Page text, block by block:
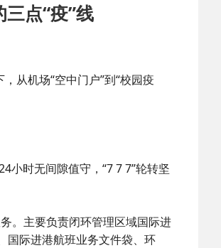
点“疫”线
从机场“空中门户”到“校园疫
小时无间隙值守，“7 7 7”轮转坚
。主要负责闭环管理区域国际进
国际进港航班业务文件袋、环